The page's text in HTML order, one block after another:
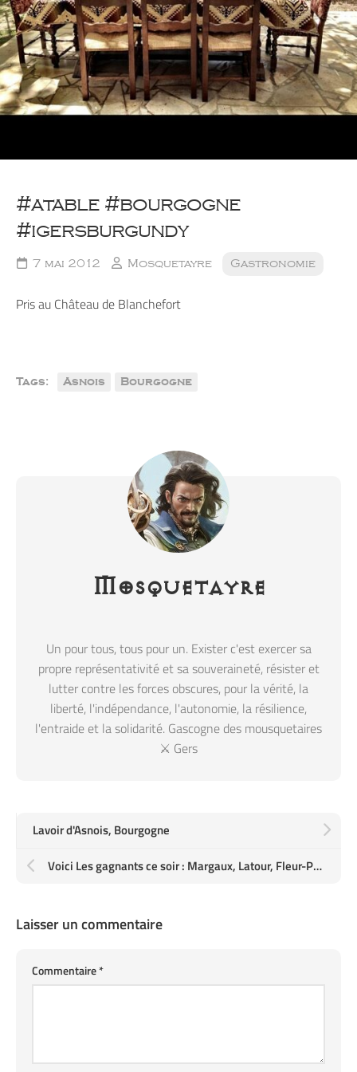
#atable #bourgogne
#igersburgundy
7 mai 2012 Mosquetayre Gastronomie
Pris au Château de Blanchefort
Tags: Asnois Bourgogne
Mosquetayre
Un pour tous, tous pour un. Exister c'est exercer sa
propre représentativité et sa souveraineté, résister et
lutter contre les forces obscures, pour la vérité, la
liberté, l'indépendance, l'autonomie, la résilience,
l'entraide et la solidarité. Gascogne des mousquetaires
⚔️ Gers
Lavoir d'Asnois, Bourgogne
Voici Les gagnants ce soir : Margaux, Latour, Fleur-Pétrus, Saint-Julien, Pauillac, et Pomerol
Laisser un commentaire
Commentaire*